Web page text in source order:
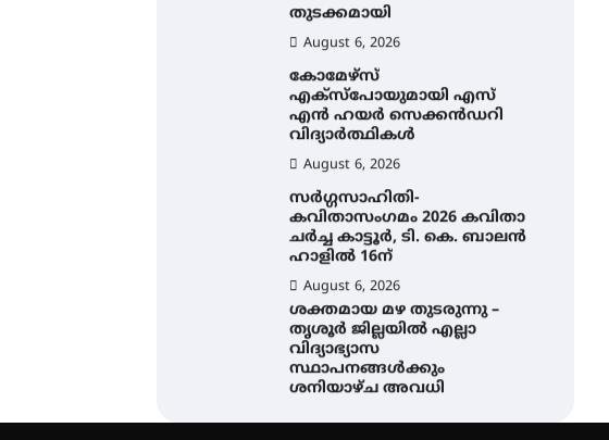
August 6, 2026
കോമേഴ്സ്
എക്സ്പോയുമായി എസ്
എൻ ഹയർ സെക്കൻഡറി
വിദ്യാർത്ഥികൾ
August 6, 2026
സർഗ്ഗസാഹിതി-
കവിതാസംഗമം 2026 കവിതാ
ചർച്ച കാട്ടൂർ, ടി. കെ. ബാലൻ
ഹാളിൽ 16ന്
August 6, 2026
ശക്തമായ മഴ തുടരുന്നു –
തൃശൂർ ജില്ലയിൽ എല്ലാ
വിദ്യാഭ്യാസ
സ്ഥാപനങ്ങൾക്കും
ശനിയാഴ്ച അവധി
August 7, 2026